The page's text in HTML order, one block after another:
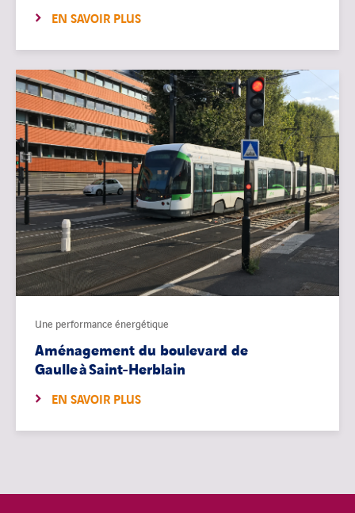
EN SAVOIR PLUS
Une performance énergétique
Aménagement du boulevard de
Gaulle à Saint-Herblain
EN SAVOIR PLUS